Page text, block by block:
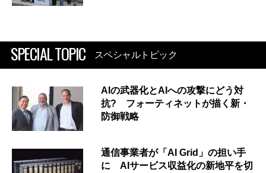
SPECIAL TOPIC スペシャルトピック
AIの武器化とAIへの攻撃にどう対
抗? フォーティネットが描く新・
防御戦略
通信事業者が「AI Grid」の担い手
に AIサービス収益化の新地平を切